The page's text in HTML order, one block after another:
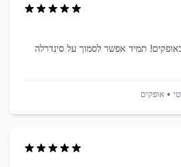
תמיד אפשר לסמוך על סינדרלה
• אופקים